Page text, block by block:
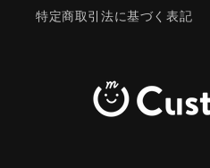
特定商取引法に基づく表記